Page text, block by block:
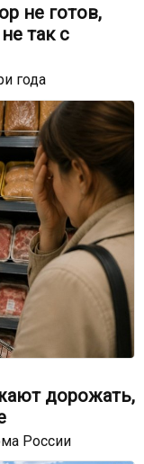
не готов,
так с
года
дорожать,
России